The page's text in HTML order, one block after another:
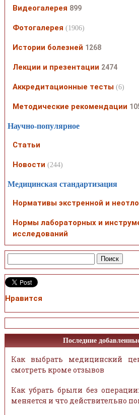
Видеогалерея 899
Фотогалерея (1906)
Истории болезней 1268
Лекции и презентации 2474
Аккредитационные тесты (6)
Методические рекомендации
Научно-популярное
Статьи
Новости (244)
Медицинская стандартизация
Нормативы экстренной и
Нормы лабораторных и
исследований
Нравится
Последние
Как выбрать медицинский
смотреть кроме отзывов
Как убрать брыли без
меняется и что действительно